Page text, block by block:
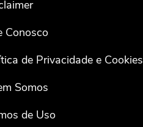
Conosco
de Privacidade e Cookies
Somos
de Uso